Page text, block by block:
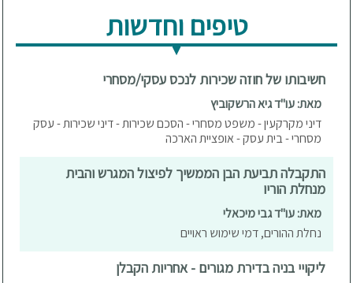
טיפים וחדשות
חשיבותו של חוזה שכירות לנכס עסקי/מסחרי
מאת: עו"ד גיא הרשקוביץ
דיני מקרקעין - משפט מסחרי - הסכם שכירות - דיני שכירות - עסק
מסחרי - בית עסק - אופציית הארכה
התקבלה תביעת הבן הממשיך לפיצול המגרש והבית
מנחלת הוריו
מאת: עו"ד גבי מיכאלי
נחלת ההורים, דמי שימוש ראויים
ליקויי בניה בדירת מגורים - אחריות הקבלן